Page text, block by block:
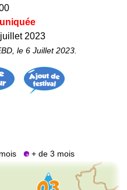
2023
le 6 Juillet 2023.
+ de 3 mois